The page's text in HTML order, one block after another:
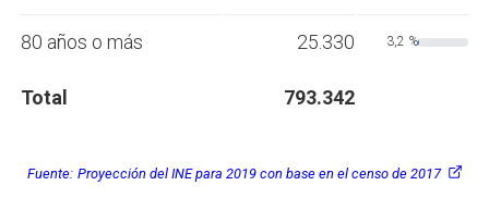
80 años o más 25.330 3,2 %
Total 793.342
Fuente: Proyección del INE para 2019 con base en el censo de 2017